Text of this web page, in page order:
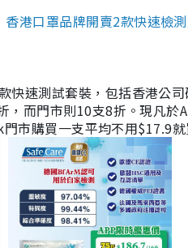
香港口罩品牌開賣2款快速
快速測試套裝，包括香港公
，而門市則10支8折。現凡
市購買一支平均不用$17.9